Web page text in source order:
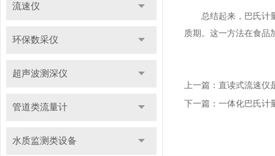
流速仪
环保数采仪
超声波测深仪
管道类流量计
水质监测类设备
总结起来，巴氏计量
质期。这一方法在食品
上一篇： 直读式流速仪
下一篇： 一体化巴氏计